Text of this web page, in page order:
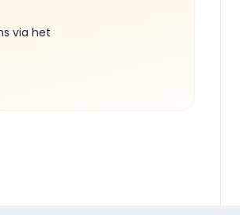
via het